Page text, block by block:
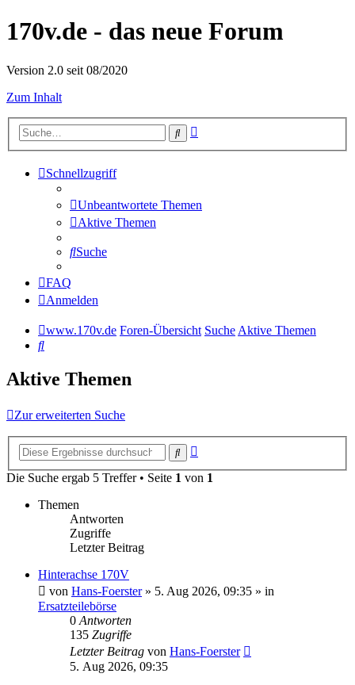
170v.de - das neue Forum
Version 2.0 seit 08/2020
Zum Inhalt
Suche
Schnellzugriff
Unbeantwortete Themen
Aktive Themen
Suche
FAQ
Anmelden
www.170v.de Foren-Übersicht SucheAktive Themen
Suche
Aktive Themen
Zur erweiterten Suche
Suche
Die Suche ergab 5 Treffer • Seite 1 von 1
Themen
Antworten
Zugriffe
Letzter Beitrag
Hinterachse 170V
von Hans-Foerster» 5. Aug 2026, 09:35 » in
Ersatzteilebörse
0 Antworten
135 Zugriffe
Letzter Beitrag von Hans-Foerster
5. Aug 2026, 09:35